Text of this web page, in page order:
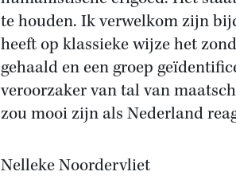
te houden. Ik verwelkom zijn
heeft op klassieke wijze het
gehaald en een groep
veroorzaker van tal van
zou mooi zijn als Nederland
Nelleke Noordervliet